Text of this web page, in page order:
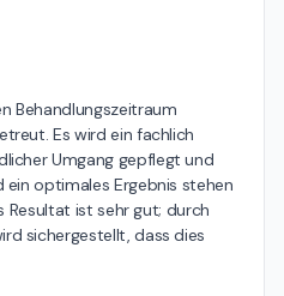
Behandlungszeitraum
Es wird ein fachlich
Umgang gepflegt und
optimales Ergebnis stehen
Resultat ist sehr gut; durch
sichergestellt, dass dies